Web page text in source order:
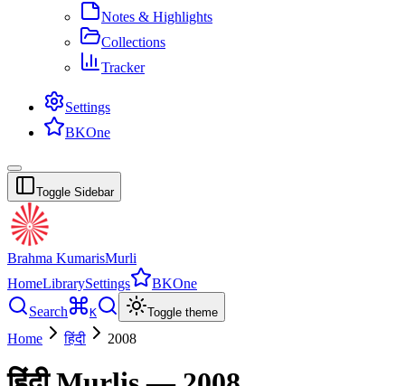
Notes & Highlights
Collections
Tracker
Settings
BKOne
Toggle Sidebar
Brahma KumarisMurli
HomeLibrarySettings
BKOne
Search
K Toggle theme
Home हिंदी 2008